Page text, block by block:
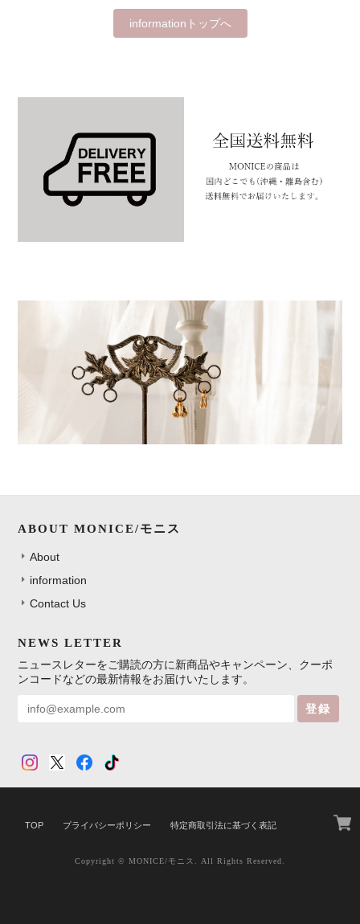
informationトップへ
ABOUT MONICE/モニス
About
information
Contact Us
NEWS LETTER
ニュースレターをご購読の方に新商品やキャンペーン、クーポ
ンコードなどの最新情報をお届けいたします。
登録
TOP プライバシーポリシー 特定商取引法に基づく表記
Copyright © MONICE/モニス. All Rights Reserved.